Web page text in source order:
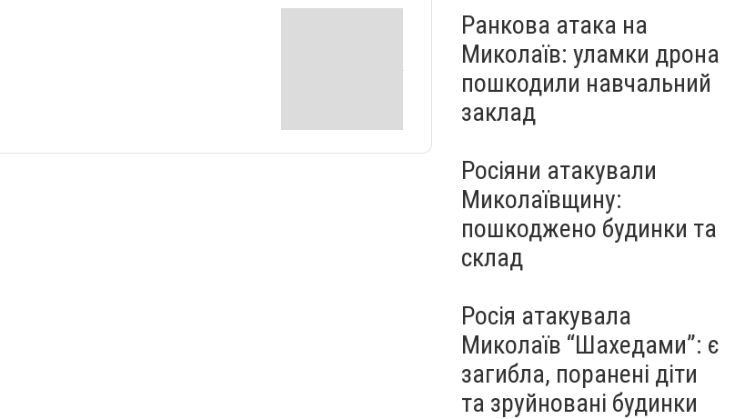
Ранкова атака на
Миколаїв: уламки дрона
пошкодили навчальний
заклад
Росіяни атакували
Миколаївщину:
пошкоджено будинки та
склад
Росія атакувала
Миколаїв “Шахедами”: є
загибла, поранені діти
та зруйновані будинки